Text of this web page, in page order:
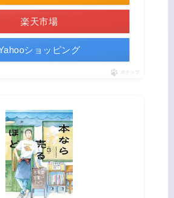
楽天市場
ショッピング
ポチップ